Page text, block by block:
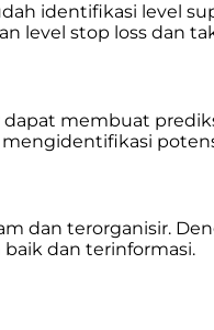
identifikasi level
level stop loss dan
membuat
dan terorganisir.
dan terinformasi.